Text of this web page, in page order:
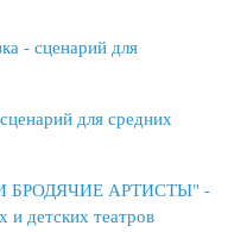
- сценарий для
для средних
АРТИСТЫ" -
и детских театров